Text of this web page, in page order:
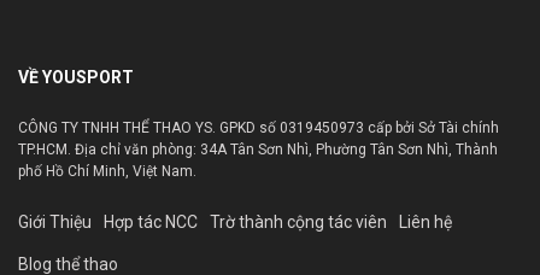
VỀ YOUSPORT
CÔNG TY TNHH THỂ THAO YS. GPKD số 0319450973 cấp bởi Sở Tài chính
TP.HCM. Địa chỉ văn phòng: 34A Tân Sơn Nhì, Phường Tân Sơn Nhì, Thành
phố Hồ Chí Minh, Việt Nam.
Giới Thiệu Hợp tác NCC Trờ thành cộng tác viên Liên hệ
Blog thể thao